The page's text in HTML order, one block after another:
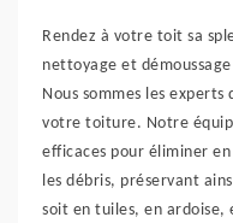
Rendez à votre toit sa
nettoyage et
Nous sommes les
votre toiture. Notre
efficaces pour éliminer
les débris, préservant
soit en tuiles, en ardoise,